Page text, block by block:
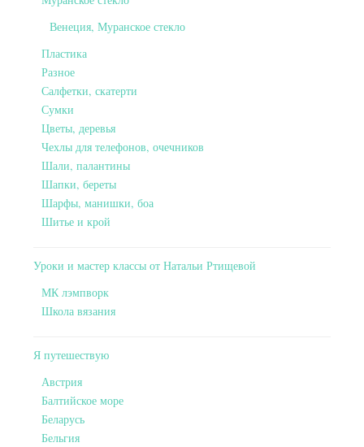
Венеция, Муранское стекло
Пластика
Разное
Салфетки, скатерти
Сумки
Цветы, деревья
Чехлы для телефонов, очечников
Шали, палантины
Шапки, береты
Шарфы, манишки, боа
Шитье и крой
Уроки и мастер классы от Натальи Ртищевой
МК лэмпворк
Школа вязания
Я путешествую
Австрия
Балтийское море
Беларусь
Бельгия